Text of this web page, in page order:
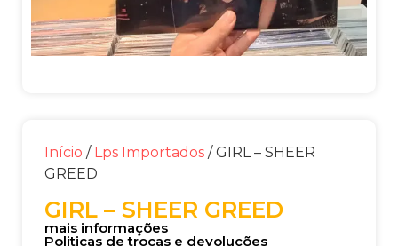
Início / Lps Importados / GIRL – SHEER
GREED
GIRL – SHEER GREED
mais informações
Politicas de trocas e devoluções